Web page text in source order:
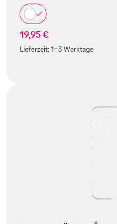
19,95 €
Lieferzeit:1-3 Werktage